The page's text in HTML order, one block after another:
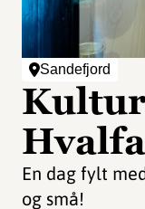
Sandefjord
En dag fylt
og små!